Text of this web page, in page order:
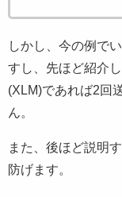
しかし、今の例で
すし、先ほど紹介
(XLM)であれば2回
ん。
また、後ほど説明
防げます。